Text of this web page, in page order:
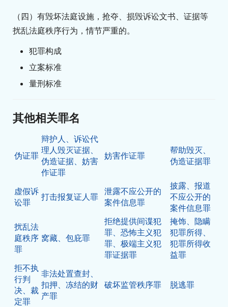
（四）有毁坏法庭设施，抢夺、损毁诉讼文书、证据等
扰乱法庭秩序行为，情节严重的。
犯罪构成
立案标准
量刑标准
其他相关罪名
伪证罪
辩护人、诉讼代
理人毁灭证据、
伪造证据、妨害
作证罪
妨害作证罪
帮助毁灭、
伪造证据罪
虚假诉
讼罪
打击报复证人罪
泄露不应公开的
案件信息罪
披露、报道
不应公开的
案件信息罪
扰乱法
庭秩序
罪
窝藏、包庇罪
拒绝提供间谍犯
罪、恐怖主义犯
罪、极端主义犯
罪证据罪
掩饰、隐瞒
犯罪所得、
犯罪所得收
益罪
拒不执
行判
决、裁
定罪
非法处置查封、
扣押、冻结的财
产罪
破坏监管秩序罪 脱逃罪